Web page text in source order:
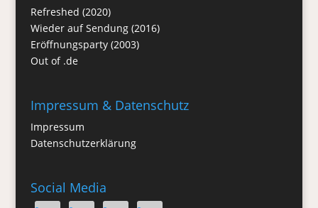
Refreshed (2020)
Wieder auf Sendung (2016)
Eröffnungsparty (2003)
Out of .de
Impressum & Datenschutz
Impressum
Datenschutzerklärung
Social Media